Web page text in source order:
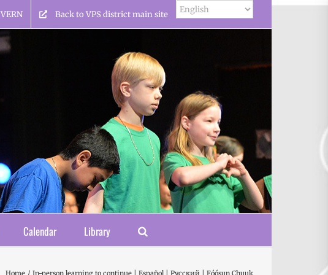
VERN Back to VPS district main site
Calendar Library
Home In-person learning to continue | Español | Русский | Fóósun Chuuk